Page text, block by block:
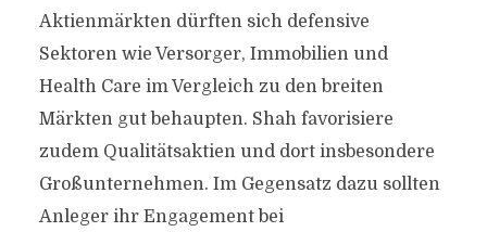
Aktienmärkten dürften sich defensive
Sektoren wie Versorger, Immobilien und
Health Care im Vergleich zu den breiten
Märkten gut behaupten. Shah favorisiere
zudem Qualitätsaktien und dort insbesondere
Großunternehmen. Im Gegensatz dazu sollten
Anleger ihr Engagement bei